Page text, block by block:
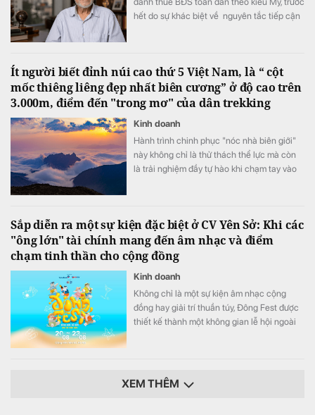
hết do sự khác biệt về nguyên tắc tiếp cận
Ít người biết đỉnh núi cao thứ 5 Việt Nam, là “ cột
mốc thiêng liêng đẹp nhất biên cương” ở độ cao trên
3.000m, điểm đến "trong mơ" của dân trekking
Kinh doanh
Hành trình chinh phục "nóc nhà biên giới"
này không chỉ là thử thách thể lực mà còn
là trải nghiệm đầy tự hào khi chạm tay vào
Sắp diễn ra một sự kiện đặc biệt ở CV Yên Sở: Khi các
"ông lớn" tài chính mang đến âm nhạc và điểm
chạm tinh thần cho cộng đồng
Kinh doanh
Không chỉ là một sự kiện âm nhạc cộng
đồng hay giải trí thuần túy, Đông Fest được
thiết kế thành một không gian lễ hội ngoài
XEM THÊM